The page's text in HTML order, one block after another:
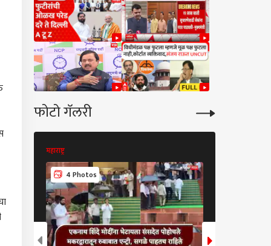
फोटो गॅलरी
महाराष्ट्र
4 Photos